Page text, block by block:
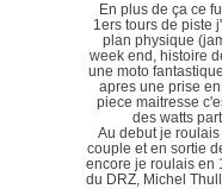
En plus de ça ce
1ers tours de piste
plan physique
week end, histoire
une moto
apres une prise
piece maitresse
des watts
Au debut je
couple et en sortie
encore je roulais en
du DRZ, Michel